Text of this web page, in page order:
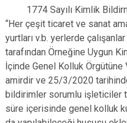
1774 Sayılı Kimlik
“Her çeşit ticaret ve sanat
yurtları v.b. yerlerde
tarafından Örneğine Uygun
İçinde Genel Kolluk
amirdir ve 25/3/2020
bildirimler sorumlu işleticiler
süre içerisinde genel kolluk